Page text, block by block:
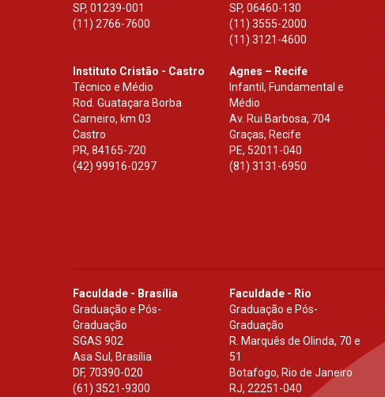
SP, 01239-001
(11) 2766-7600
SP,06460-130
(11) 3555-2000
(11) 3121-4600
Instituto Cristão - Castro
Técnico e Médio
Rod. Guataçara Borba
Carneiro, km 03
Castro
PR, 84165-720
(42) 99916-0297
Agnes – Recife
Infantil, Fundamental e
Médio
Av. Rui Barbosa, 704
Graças, Recife
PE, 52011-040
(81) 3131-6950
Faculdade - Brasília
Graduação e Pós-
Graduação
SGAS 902
Asa Sul, Brasília
DF, 70390-020
(61) 3521-9300
Faculdade - Rio
Graduação e Pós-
Graduação
R. Marquês de Olinda, 70 e
51
Botafogo, Rio de Janeiro
RJ,22251-040